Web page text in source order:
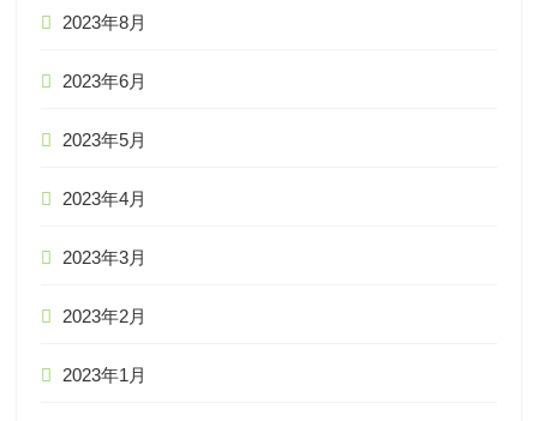
2023年8月
2023年6月
2023年5月
2023年4月
2023年3月
2023年2月
2023年1月